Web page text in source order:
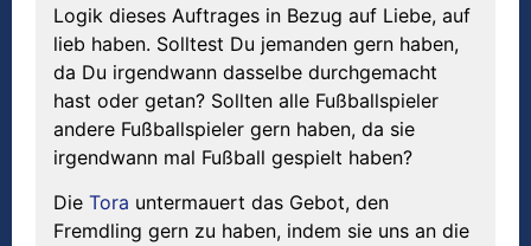
Logik dieses Auftrages in Bezug auf Liebe, auf
lieb haben. Solltest Du jemanden gern haben,
da Du irgendwann dasselbe durchgemacht
hast oder getan? Sollten alle Fußballspieler
andere Fußballspieler gern haben, da sie
irgendwann mal Fußball gespielt haben?
Die Tora untermauert das Gebot, den
Fremdling gern zu haben, indem sie uns an die